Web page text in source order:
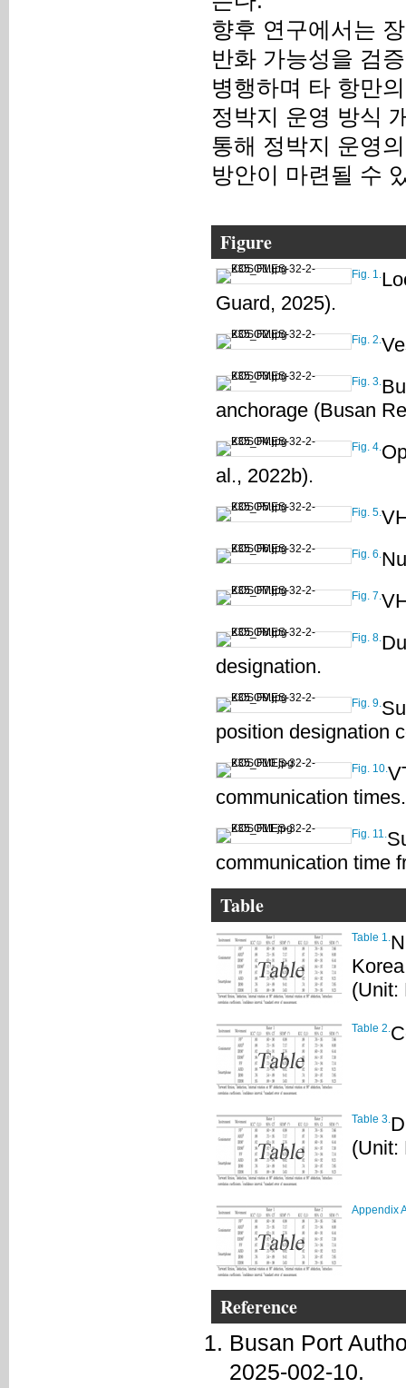
향후 연구에서는
반화 가능성을 검
병행하며 타 항만
정박지 운영 방식
통해 정박지 운영
방안이 마련될 수
Figure
Fig. 1.
Guard, 2025).
Fig. 2.
Fig. 3.
anchorage (Busan
Fig. 4.
al., 2022b).
Fig. 5.
Fig. 6.
Fig. 7.
Fig. 8.
designation.
Fig. 9.
position designation
Fig. 10.
communication times.
Fig. 11.
communication time
Table
Table 1.
(Unit:
Table 2.
Table 3.
(Unit:
Appendix
Reference
Busan Port
2025-002-10.